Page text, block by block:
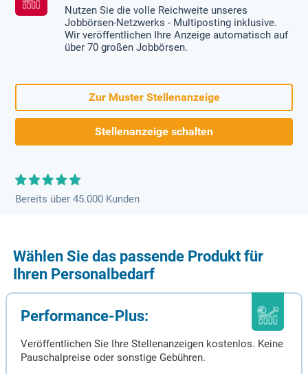
Nutzen Sie die volle Reichweite unseres
Jobbörsen-Netzwerks - Multiposting inklusive.
Wir veröffentlichen Ihre Anzeige automatisch auf
über 70 großen Jobbörsen.
Zur Muster Stellenanzeige
Stellenanzeige schalten
Bereits über 45.000 Kunden
Wählen Sie das passende Produkt für
Ihren Personalbedarf
Performance-Plus:
Veröffentlichen Sie Ihre Stellenanzeigen kostenlos. Keine
Pauschalpreise oder sonstige Gebühren.